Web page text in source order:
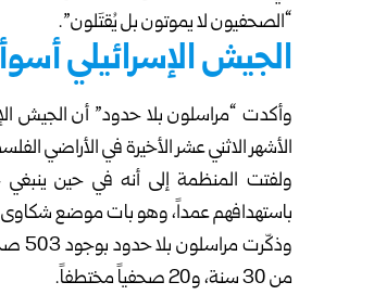
“الصحفيون لا يموتون بل يُقتَلون”.
الجيش الإسرائيلي
الأشهر الاثني عشر الأخيرة في الأراضي الفلسطينية خلال تأدية
ولفتت المنظمة إلى أنه في حين ينبغي
باستهدافهم عمداً، وهو بات موضع شكاوى
من 30 سنة، و20 صحفياً مختطفاً.